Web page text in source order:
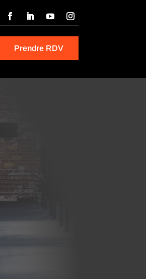
Prendre RDV